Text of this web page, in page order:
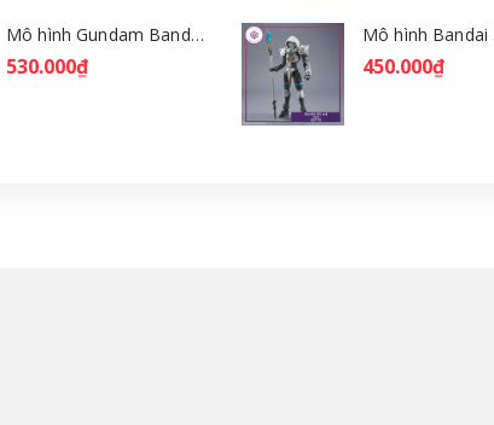
Mô hình Gundam Bandai HGGQ Xavier's Gyan Hakuji-Packs 1/144 [GDB] [BHG]
530.000₫ 450.000₫